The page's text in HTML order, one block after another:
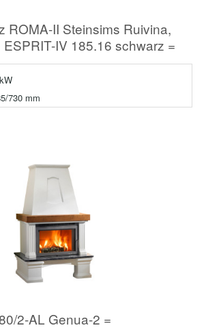
ROMA-II Steinsims Ruivina,
IV 185.16 schwarz =
730 mm
2-AL Genua-2 =